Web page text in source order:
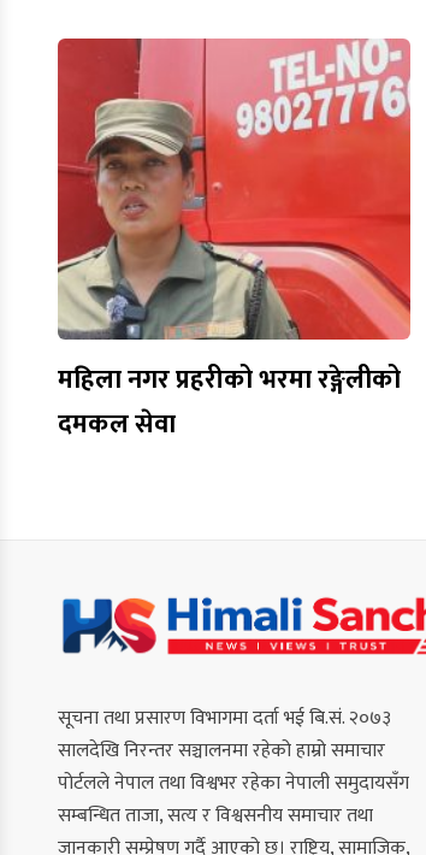
महिला नगर प्रहरीको भरमा रङ्गेलीको
दमकल सेवा
सूचना तथा प्रसारण विभागमा दर्ता भई बि.सं. २०७३
सालदेखि निरन्तर सञ्चालनमा रहेको हाम्रो समाचार
पोर्टलले नेपाल तथा विश्वभर रहेका नेपाली समुदायसँग
सम्बन्धित ताजा, सत्य र विश्वसनीय समाचार तथा
जानकारी सम्प्रेषण गर्दै आएको छ। राष्ट्रिय, सामाजिक,